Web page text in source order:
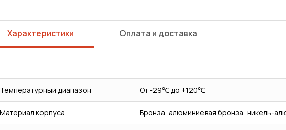
Характеристики Оплата и доставка
Температурный диапазон От -29℃ до +120℃
Материал корпуса Бронза, алюминиевая бронза, никель-